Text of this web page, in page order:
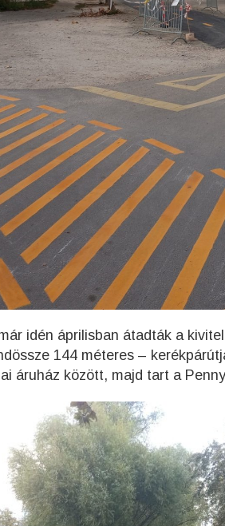
idén áprilisban átadták a
144 méteres –
áruház között, majd tart a